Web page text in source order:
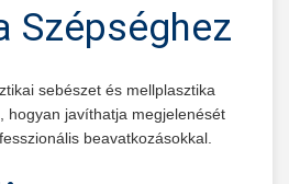
Szépséghez
sebészet és mellplasztika
hogyan javíthatja megjelenését
beavatkozásokkal.